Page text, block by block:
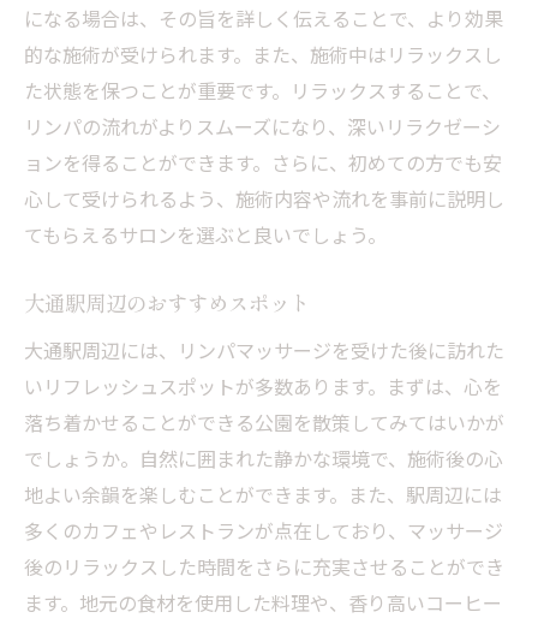
大通駅周辺で最高のリラックスタイム
深い癒しを提供するリンパマッサージ
大通駅でのリラクゼーションスポット
リンパマッサージで心身を癒す方法
心身の疲れを癒す施術の魅力
リラックスできる施術環境の特徴
肩と首のこりに効くリンパマッサージ
デスクワークの疲れにおすすめ
肩こり解消に効果的な施術法
リンパの流れを改善する理由
こりを解消するリンパケアの魅力
肩と首のこりを和らげる方法
大通駅周辺で心身を癒すリンパマッサージ
大通駅で心身を癒す施術体験
になる場合は、その旨を詳しく伝えることで、より効果
的な施術が受けられます。また、施術中はリラックスし
た状態を保つことが重要です。リラックスすることで、
リンパの流れがよりスムーズになり、深いリラクゼーシ
ョンを得ることができます。さらに、初めての方でも安
心して受けられるよう、施術内容や流れを事前に説明し
てもらえるサロンを選ぶと良いでしょう。
大通駅周辺のおすすめスポット
大通駅周辺には、リンパマッサージを受けた後に訪れた
いリフレッシュスポットが多数あります。まずは、心を
落ち着かせることができる公園を散策してみてはいかが
でしょうか。自然に囲まれた静かな環境で、施術後の心
地よい余韻を楽しむことができます。また、駅周辺には
多くのカフェやレストランが点在しており、マッサージ
後のリラックスした時間をさらに充実させることができ
ます。地元の食材を使用した料理や、香り高いコーヒー